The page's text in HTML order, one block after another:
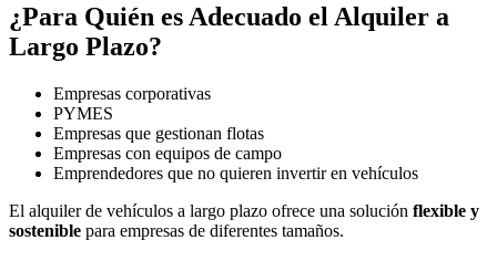
¿Para Quién es Adecuado el Alquiler a
Largo Plazo?
Empresas corporativas
PYMES
Empresas que gestionan flotas
Empresas con equipos de campo
Emprendedores que no quieren invertir en vehículos
El alquiler de vehículos a largo plazo ofrece una solución flexible y
sostenible para empresas de diferentes tamaños.